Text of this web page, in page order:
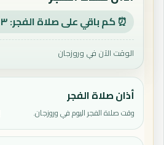
⏰ كم باقي على صلاة الفجر: ٠٦:٤٩:٢٢
الوقت الآن في وروزجان
أذان صلاة الفجر
وقت صلاة الفجر اليوم في وروزجان.